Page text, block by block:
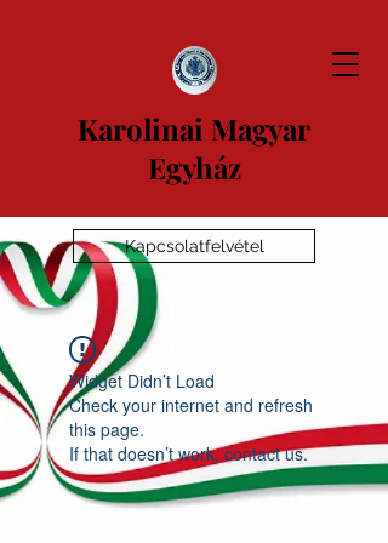
Karolinai Magyar
Egyház
Kapcsolatfelvétel
Widget Didn’t Load
Check your internet and refresh
this page.
If that doesn’t work, contact us.